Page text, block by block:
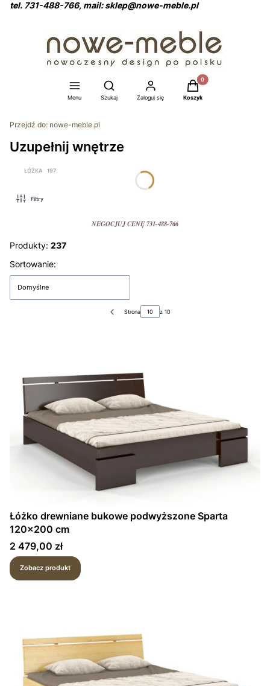
tel. 731-488-766, mail: sklep@nowe-meble.pl
Menu
Otwórz wyszukiwarkę
Szukaj Zaloguj się
Produkty w koszyku:
Koszyk
Przejdź do: nowe-meble.pl
Uzupełnij wnętrze
ŁÓŻKA 197
Filtry
NEGOCJUJ CENĘ 731-488-766
Produkty: 237
Lista produktów
Sortowanie:
Domyślne
Poprzednie produkty
Strona z 10
Łóżko drewniane bukowe podwyższone Sparta
120x200 cm
Cena
2 479,00 zł
Zobacz produkt